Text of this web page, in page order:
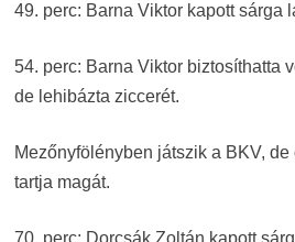
49. perc: Barna Viktor kapott sárga
54. perc: Barna Viktor biztosíthatta
de lehibázta ziccerét.
Mezőnyfölényben játszik a BKV,
tartja magát.
70. perc: Dorcsák Zoltán kapott